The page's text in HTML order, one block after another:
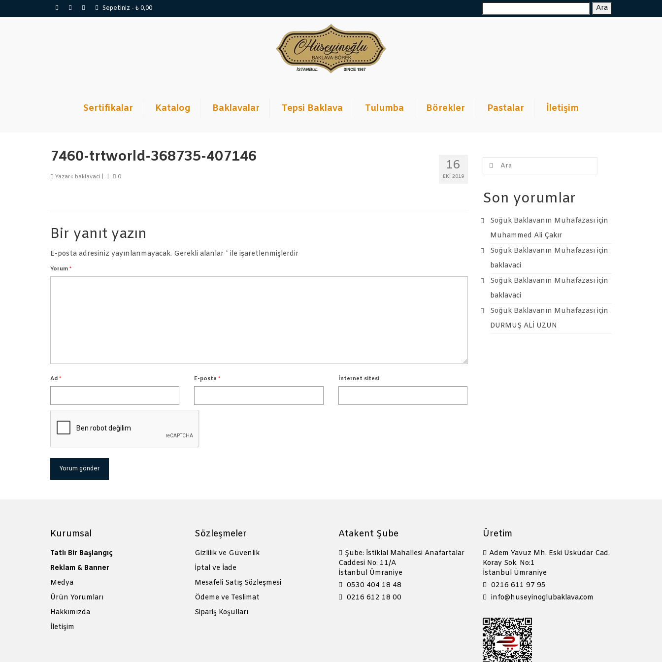
Sepetiniz - ₺0,00 Ara: Ara
Sertifikalar Katalog Baklavalar Tepsi Baklava Tulumba Börekler Pastalar İletişim
16
EKI 2019
7460-trtworld-368735-407146
Yazarı: baklavaci 0
Bir yanıt yazın
E-posta adresiniz yayınlanmayacak. Gerekli alanlar * ile işaretlenmişlerdir
Yorum *
Ad * E-posta* İnternet sitesi
Şunu
ara:
Son yorumlar
Soğuk Baklavanın Muhafazası için
Muhammed Ali Çakır
Soğuk Baklavanın Muhafazası için
baklavaci
Soğuk Baklavanın Muhafazası için
baklavaci
Soğuk Baklavanın Muhafazası için
DURMUŞ ALİ UZUN
Kurumsal
Tatlı Bir Başlangıç
Reklam & Banner
Medya
Ürün Yorumları
Hakkımızda
İletişim
Sözleşmeler
Gizlilik ve Güvenlik
İptal ve İade
Mesafeli Satış Sözleşmesi
Ödeme ve Teslimat
Sipariş Koşulları
Atakent Şube
Şube: İstiklal Mahallesi Anafartalar
Caddesi No: 11/A
İstanbul Ümraniye
0530 404 18 48
0216 612 18 00
Üretim
Adem Yavuz Mh. Eski Üsküdar Cad.
Koray Sok. No:1
İstanbul Ümraniye
0216 611 97 95
info@huseyinoglubaklava.com